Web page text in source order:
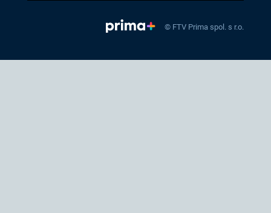
© FTV Prima spol. s r.o.